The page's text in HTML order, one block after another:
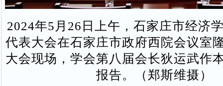
2024年5月26日上午，石家庄市经济
代表大会在石家庄市政府西院会议室
大会现场，学会第八届会长狄运武作
报告。（郑斯维摄）